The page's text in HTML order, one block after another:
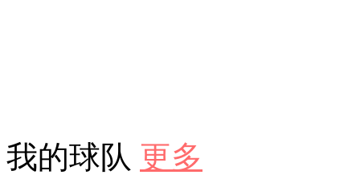
我的球队 更多